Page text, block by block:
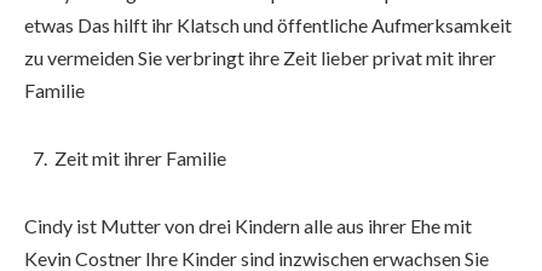
etwas Das hilft ihr Klatsch und öffentliche Aufmerksamkeit
zu vermeiden Sie verbringt ihre Zeit lieber privat mit ihrer
Familie
Zeit mit ihrer Familie
Cindy ist Mutter von drei Kindern alle aus ihrer Ehe mit
Kevin Costner Ihre Kinder sind inzwischen erwachsen Sie